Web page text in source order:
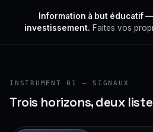
Information à but éducatif
investissement. Faites vos
INSTRUMENT 01 — SIGNAUX
Trois horizons, deux